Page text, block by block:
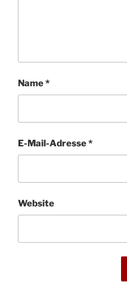
Name*
E-Mail-Adresse*
Website